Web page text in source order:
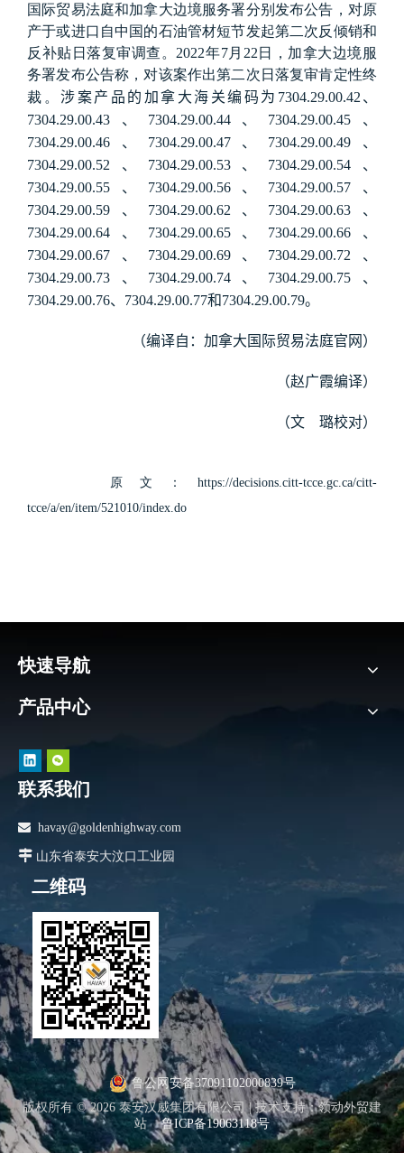
国际贸易法庭和加拿大边境服务署分别发布公告，对原
产于或进口自中国的石油管材短节发起第二次反倾销和
反补贴日落复审调查。 2022年7月 22 日，加拿大边境服
务署发布公告称，对该案作出第二次日落复审肯定性终
裁。 涉案产品的加拿大海关编码为 7304.29.00.42、
7304.29.00.43 、 7304.29.00.44、 7304.29.00.45 、
7304.29.00.46 、 7304.29.00.47、 7304.29.00.49 、
7304.29.00.52 、 7304.29.00.53、 7304.29.00.54 、
7304.29.00.55 、 7304.29.00.56、 7304.29.00.57 、
7304.29.00.59 、 7304.29.00.62、 7304.29.00.63 、
7304.29.00.64 、 7304.29.00.65、 7304.29.00.66 、
7304.29.00.67 、 7304.29.00.69、 7304.29.00.72 、
7304.29.00.73 、 7304.29.00.74、 7304.29.00.75 、
7304.29.00.76、 7304.29.00.77和7304.29.00.79。
（编译自：加拿大国际贸易法庭官网）
（赵广霞编译）
（文 璐校对）
原文： https://decisions.citt-tcce.gc.ca/citt-
tcce/a/en/item/521010/index.do
快速导航
产品中心
联系我们
 havay@goldenhighway.com
 山东省泰安大汶口工业园
二维码
鲁公网安备37091102000839号
版权所有 ©2026泰安汉威集团有限公司 |技术支持：领动外贸建
站
鲁ICP备19063118号